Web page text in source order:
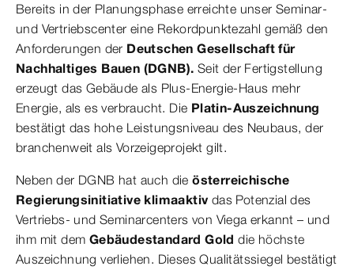
Bereits in der Planungsphase erreichte unser Seminar-
und Vertriebscenter eine Rekordpunktezahl gemäß den
Anforderungen der Deutschen Gesellschaft für
Nachhaltiges Bauen (DGNB). Seit der Fertigstellung
erzeugt das Gebäude als Plus-Energie-Haus mehr
Energie, als es verbraucht. Die Platin-Auszeichnung
bestätigt das hohe Leistungsniveau des Neubaus, der
branchenweit als Vorzeigeprojekt gilt.
Neben der DGNB hat auch dieösterreichische
Regierungsinitiative klimaaktiv das Potenzial des
Vertriebs- und Seminarcenters von Viega erkannt – und
ihm mit dem Gebäudestandard Gold die höchste
Auszeichnung verliehen. Dieses Qualitätssiegel bestätigt